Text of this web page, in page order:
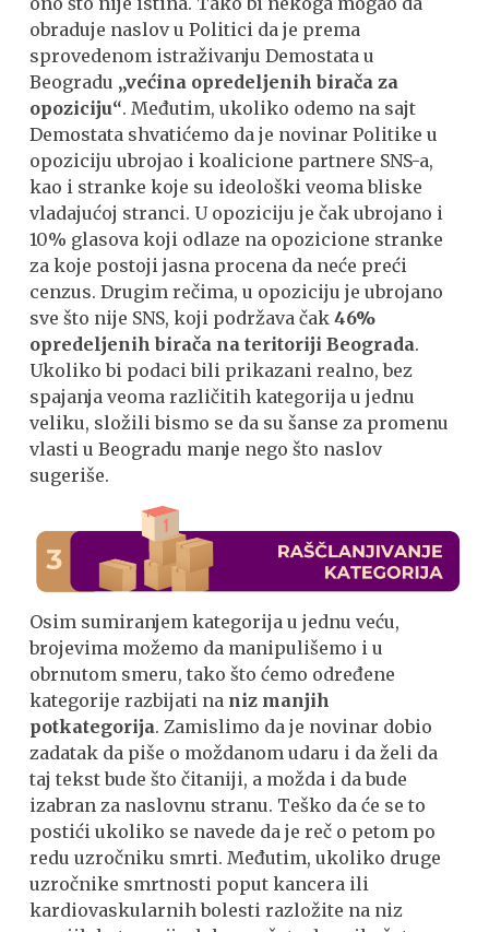
obraduje naslov u Politici da je prema
sprovedenom istraživanju Demostata u
Beogradu „većina opredeljenih birača za
opoziciju“. Međutim, ukoliko odemo na sajt
Demostata shvatićemo da je novinar Politike u
opoziciju ubrojao i koalicione partnere SNS-a,
kao i stranke koje su ideološki veoma bliske
vladajućoj stranci. U opoziciju je čak ubrojano i
10% glasova koji odlaze na opozicione stranke
za koje postoji jasna procena da neće preći
cenzus. Drugim rečima, u opoziciju je ubrojano
sve što nije SNS, koji podržava čak46%
opredeljenih birača na teritoriji Beograda.
Ukoliko bi podaci bili prikazani realno, bez
spajanja veoma različitih kategorija u jednu
veliku, složili bismo se da su šanse za promenu
vlasti u Beogradu manje nego što naslov
sugeriše.
Osim sumiranjem kategorija u jednu veću,
brojevima možemo da manipulišemo i u
obrnutom smeru, tako što ćemo određene
kategorije razbijati na niz manjih
potkategorija. Zamislimo da je novinar dobio
zadatak da piše o moždanom udaru i da želi da
taj tekst bude što čitaniji, a možda i da bude
izabran za naslovnu stranu. Teško da će se to
postići ukoliko se navede da je reč o petom po
redu uzročniku smrti. Međutim, ukoliko druge
uzročnike smrtnosti poput kancera ili
kardiovaskularnih bolesti razložite na niz